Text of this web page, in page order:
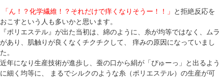
「ん！？化学繊維！？それだけで痒くなりそうー！！」
と拒絶反応を
おこすという人も多いかと思います。
『ポリエステル』が出た当初は、綿のように、糸が均等ではなく、ムラ
があり、肌触りが良くなくチクチクして、 痒みの原因になっていまし
た。
近年になり生産技術が進歩し、蚕の口から絹が「ぴゅーっ」と出るよう
に細く均等に、 まるでシルクのような糸（ポリエステル）の生産が可